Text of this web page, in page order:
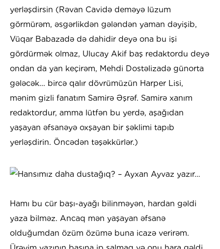
yerləşdirsin (Rəvan Cavidə deməyə lüzum
görmürəm, əsgərlikdən gələndən yaman dəyişib,
Vüqar Babazadə də dahidir deyə ona bu işi
gördürmək olmaz, Ulucay Akif baş redaktordu deyə
ondan da yan keçirəm, Mehdi Dostəlizadə günorta
gələcək... bircə qalır dövrümüzün Harper Lisi,
mənim gizli fanatım Samirə Əşrəf. Samirə xanım
redaktordur, amma lütfən bu yerdə, aşağıdan
yaşayan əfsanəyə oxşayan bir şəklimi tapıb
yerləşdirin. Öncədən təşəkkürlər.)
Hamı bu cür başı-ayağı bilinməyən, hardan gəldi
yaza bilməz. Ancaq mən yaşayan əfsanə
olduğumdan özüm özümə buna icazə verirəm.